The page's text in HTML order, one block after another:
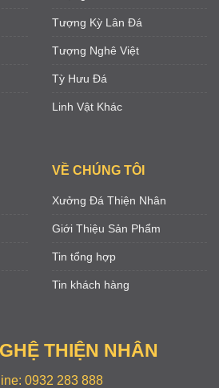
Tượng Kỳ Lân Đá
Tượng Nghê Việt
Tỳ Hưu Đá
Linh Vật Khác
VỀ CHÚNG TÔI
Xưởng Đá Thiện Nhân
Giới Thiệu Sản Phẩm
Tin tổng hợp
Tin khách hàng
THIỆN NHÂN
0932 283 888